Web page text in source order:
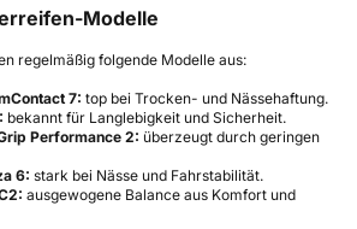
Modelle
regelmäßig folgende Modelle aus:
7: top bei Trocken- und Nässehaftung.
bekannt für Langlebigkeit und Sicherheit.
Performance 2: überzeugt durch geringen
6: stark bei Nässe und Fahrstabilität.
ausgewogene Balance aus Komfort und